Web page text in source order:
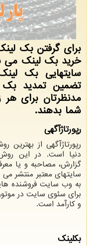
برای گرفتن بك
خرید بك لینك می
سایتهایی بك
تضمین تمدید بك
مدنظرتان برای هر
شما بدهند.
رپورتاژآگهی
رپورتاژآگهی از بهترین
دنیا است. در این
گزارش، مصاحبه و یا
سایتهای معتبر منتشر
به وب سایت فروشنده
برای سئوی سایت در
و کارآمد است.
بکلینک